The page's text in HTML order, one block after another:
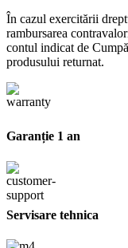
În cazul exercitării
rambursarea
contul indicat de
produsului returnat.
Garanție 1 an
Servisare tehnica